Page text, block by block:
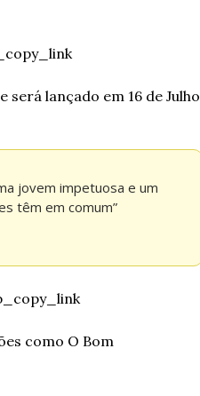
lançado em 16 de Julho
jovem impetuosa e um
têm em comum”
como O Bom